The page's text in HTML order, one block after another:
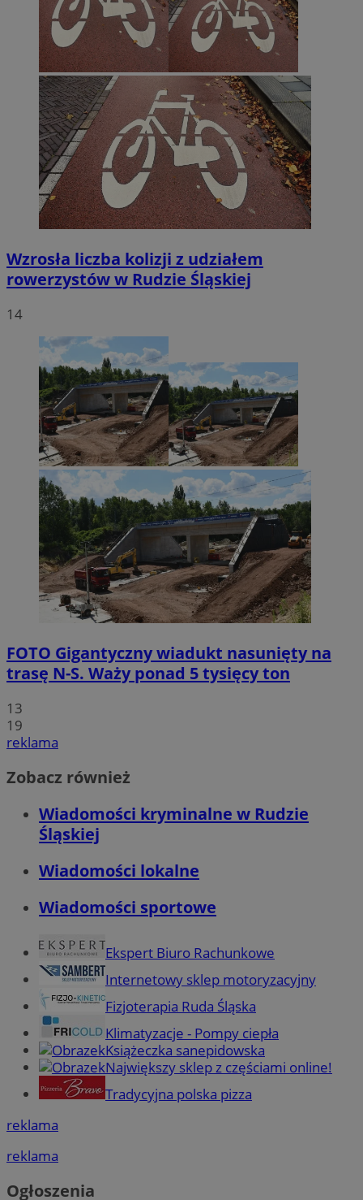
Wzrosła liczba kolizji z udziałem
rowerzystów w Rudzie Śląskiej
14
FOTO Gigantyczny wiadukt nasunięty na
trasę N-S. Waży ponad 5 tysięcy ton
13
19
reklama
Zobacz również
Wiadomości kryminalne w Rudzie
Śląskiej
Wiadomości lokalne
Wiadomości sportowe
Ekspert Biuro Rachunkowe
Internetowy sklep motoryzacyjny
Fizjoterapia Ruda Śląska
Klimatyzacje - Pompy ciepła
Książeczka sanepidowska
Największy sklep z częściami online!
Tradycyjna polska pizza
reklama
reklama
Ogłoszenia